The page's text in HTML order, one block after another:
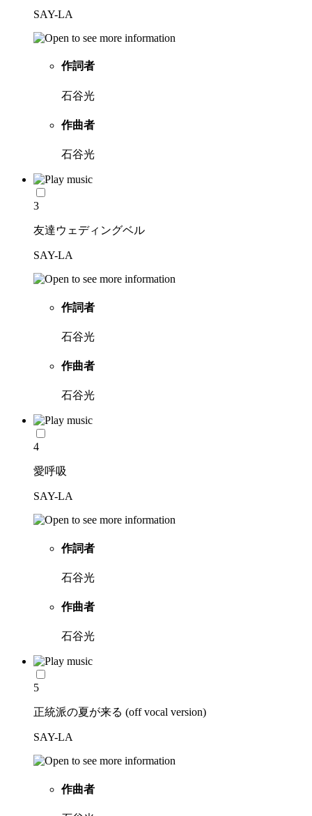
SAY-LA
作詞者
石谷光
作曲者
石谷光
3
友達ウェディングベル
SAY-LA
作詞者
石谷光
作曲者
石谷光
4
愛呼吸
SAY-LA
作詞者
石谷光
作曲者
石谷光
5
正統派の夏が来る (off vocal version)
SAY-LA
作曲者